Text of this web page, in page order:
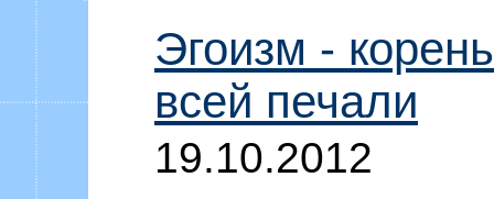
Эгоизм - корень
всей печали
19.10.2012